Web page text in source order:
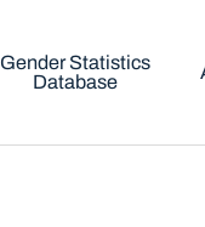
Gender Statistics
Database